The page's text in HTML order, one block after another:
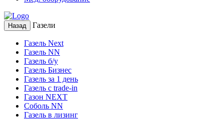
Назад Газели
Газель Next
Газель NN
Газель б/у
Газель Бизнес
Газель за 1 день
Газель с trade-in
Газон NEXT
Соболь NN
Газель в лизинг